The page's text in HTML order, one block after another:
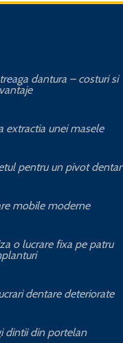
dantura – costuri si
extractia unei masele
pentru un pivot dentar
mobile moderne
o lucrare fixa pe patru
dentare deteriorate
dintii din portelan